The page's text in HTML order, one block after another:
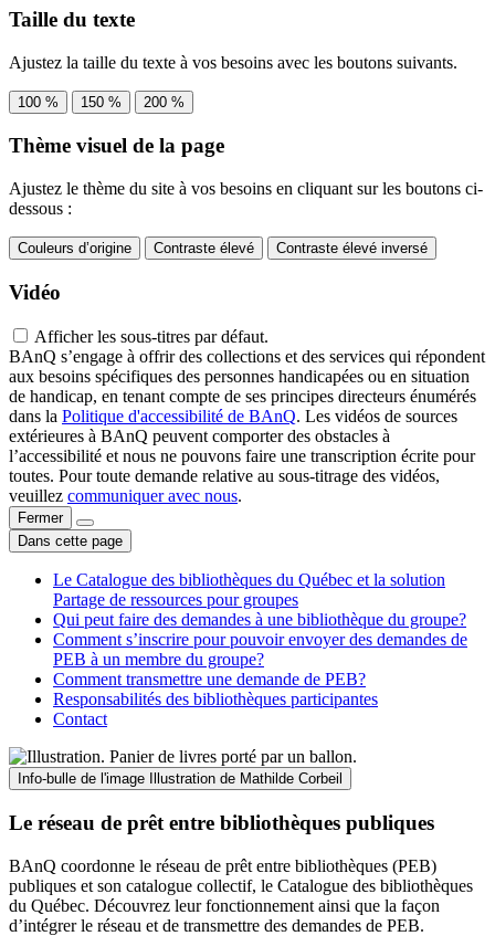
Taille du texte
Ajustez la taille du texte à vos besoins avec les boutons suivants.
100 % 150 % 200 %
Thème visuel de la page
Ajustez le thème du site à vos besoins en cliquant sur les boutons ci-
dessous :
Couleurs d’origine Contraste élevé Contraste élevé inversé
Vidéo
Afficher les sous-titres par défaut.
BAnQ s’engage à offrir des collections et des services qui répondent
aux besoins spécifiques des personnes handicapées ou en situation
de handicap, en tenant compte de ses principes directeurs énumérés
dans la Politique d'accessibilité de BAnQ. Les vidéos de sources
extérieures à BAnQ peuvent comporter des obstacles à
l’accessibilité et nous ne pouvons faire une transcription écrite pour
toutes. Pour toute demande relative au sous-titrage des vidéos,
veuillez communiquer avec nous.
Fermer
Dans cette page
Le Catalogue des bibliothèques du Québec et la solution
Partage de ressources pour groupes
Qui peut faire des demandes à une bibliothèque du groupe?
Comment s’inscrire pour pouvoir envoyer des demandes de
PEB à un membre du groupe?
Comment transmettre une demande de PEB?
Responsabilités des bibliothèques participantes
Contact
Info-bulle de l'image Illustration de Mathilde Corbeil
Le réseau de prêt entre bibliothèques publiques
BAnQ coordonne le réseau de prêt entre bibliothèques (PEB)
publiques et son catalogue collectif, le Catalogue des bibliothèques
du Québec. Découvrez leur fonctionnement ainsi que la façon
d’intégrer le réseau et de transmettre des demandes de PEB.